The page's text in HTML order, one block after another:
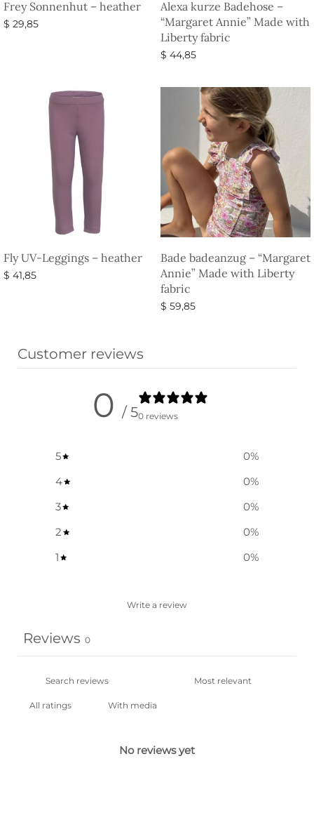
Frey Sonnenhut – heather
$ 29,85
Alexa kurze Badehose –
“Margaret Annie” Made with
Liberty fabric
$ 44,85
Fly UV-Leggings – heather
$ 41,85
Bade badeanzug – “Margaret
Annie” Made with Liberty
fabric
$ 59,85
Customer reviews
0 / 50 reviews
5 0%
4
0%
3
0%
2
0%
1
0%
Write a review
Reviews 0
With media
No reviews yet